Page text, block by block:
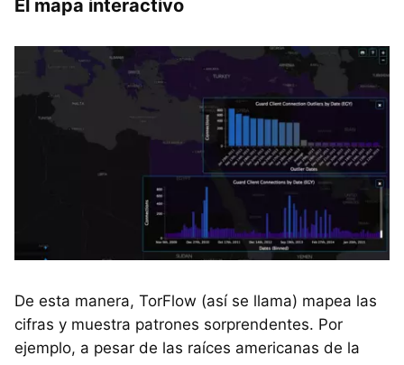
El mapa interactivo
De esta manera, TorFlow (así se llama) mapea las
cifras y muestra patrones sorprendentes. Por
ejemplo, a pesar de las raíces americanas de la